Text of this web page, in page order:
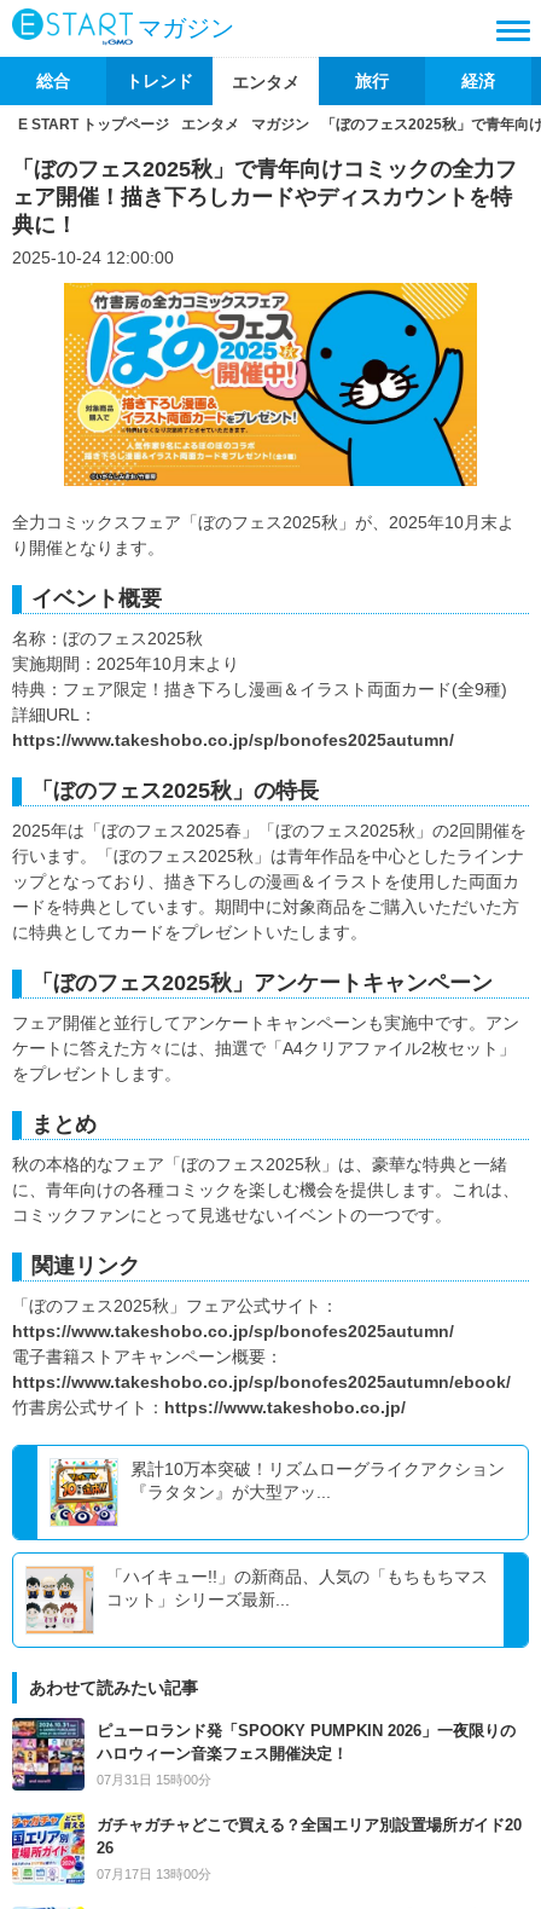
マガジン
総合 トレンド エンタメ 旅行 経済
E START トップページ エンタメ マガジン 「ぼのフェス2025秋」で青年
「ぼのフェス2025秋」で青年向けコミックの全力フ
ェア開催！描き下ろしカードやディスカウントを特
典に！
2025-10-24 12:00:00
全力コミックスフェア「ぼのフェス2025秋」が、2025年10月末よ
り開催となります。
イベント概要
名称：ぼのフェス2025秋
実施期間：2025年10月末より
特典：フェア限定！描き下ろし漫画＆イラスト両面カード(全9種)
詳細URL：
https://www.takeshobo.co.jp/sp/bonofes2025autumn/
「ぼのフェス2025秋」の特長
2025年は「ぼのフェス2025春」「ぼのフェス2025秋」の2回開催を
行います。「ぼのフェス2025秋」は青年作品を中心としたラインナ
ップとなっており、描き下ろしの漫画＆イラストを使用した両面カ
ードを特典としています。期間中に対象商品をご購入いただいた方
に特典としてカードをプレゼントいたします。
「ぼのフェス2025秋」アンケートキャンペーン
フェア開催と並行してアンケートキャンペーンも実施中です。アン
ケートに答えた方々には、抽選で「A4クリアファイル2枚セット」
をプレゼントします。
まとめ
秋の本格的なフェア「ぼのフェス2025秋」は、豪華な特典と一緒
に、青年向けの各種コミックを楽しむ機会を提供します。これは、
コミックファンにとって見逃せないイベントの一つです。
関連リンク
「ぼのフェス2025秋」フェア公式サイト：
https://www.takeshobo.co.jp/sp/bonofes2025autumn/
電子書籍ストアキャンペーン概要：
https://www.takeshobo.co.jp/sp/bonofes2025autumn/ebook/
竹書房公式サイト： https://www.takeshobo.co.jp/
累計10万本突破！リズムローグライクアクション
『ラタタン』が大型アッ...
「ハイキュー!!」の新商品、人気の「もちもちマス
コット」シリーズ最新...
あわせて読みたい記事
ピューロランド発「SPOOKY PUMPKIN 2026」一夜限りの
ハロウィーン音楽フェス開催決定！
07月31日 15時00分
ガチャガチャどこで買える？全国エリア別設置場所ガイド20
26
07月17日 13時00分